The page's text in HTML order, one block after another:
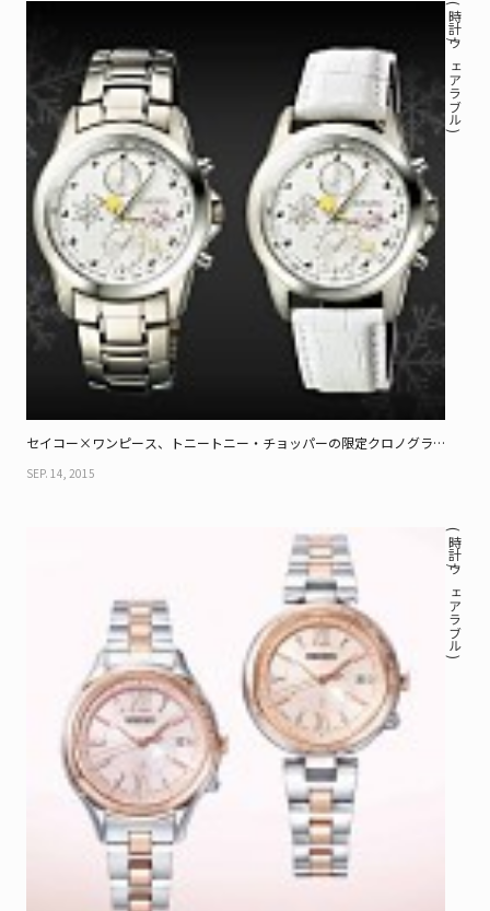
セイコー×ワンピース、トニートニー・チョッパーの限定クロノグラ
SEP. 14, 2015
( 時計 / ウェアラブル )
( 時計 / ウェアラブル )